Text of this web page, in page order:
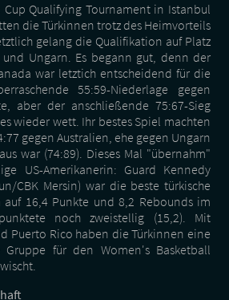
Qualifying Tournament in Istanbul
die Türkinnen trotz des Heimvorteils
gelang die Qualifikation auf Platz
Ungarn. Es begann gut, denn der
war letztich entscheidend für die
55:59-Niederlage gegen
aber der anschließende 75:67-Sieg
wieder wett. Ihr bestes Spiel machten
gegen Australien, ehe gegen Ungarn
war (74:89). Dieses Mal "übernahm"
US-Amerikanerin: Guard Kennedy
CBK Mersin) war die beste türkische
16,4 Punkte und 8,2 Rebounds im
noch zweistellig (15,2). Mit
Puerto Rico haben die Türkinnen eine
Gruppe für den Women's Basketball